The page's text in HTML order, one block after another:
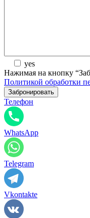
yes
Нажимая на кнопку
Политикой обработки
Телефон
WhatsApp
Telegram
Vkontakte